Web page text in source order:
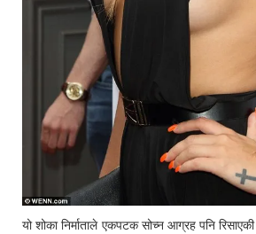
यो शोका निर्माताले एकपटक सोच्न आग्रह पनि